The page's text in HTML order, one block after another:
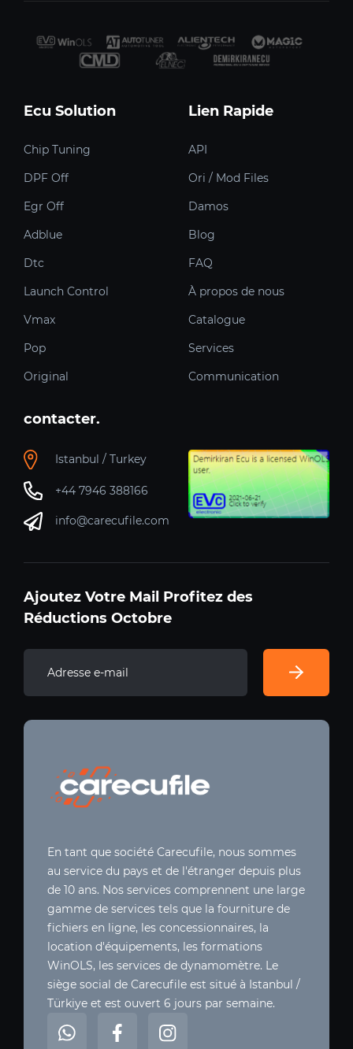
Ecu Solution
Chip Tuning
DPF Off
Egr Off
Adblue
Dtc
Launch Control
Vmax
Pop
Original
Lien Rapide
API
Ori / Mod Files
Damos
Blog
FAQ
À propos de nous
Catalogue
Services
Communication
contacter.
Istanbul / Turkey
+44 7946 388166
info@carecufile.com
Ajoutez Votre Mail Profitez des
Réductions Octobre
En tant que société Carecufile, nous sommes
au service du pays et de l'étranger depuis plus
de 10 ans. Nos services comprennent une large
gamme de services tels que la fourniture de
fichiers en ligne, les concessionnaires, la
location d'équipements, les formations
WinOLS, les services de dynamomètre. Le
siège social de Carecufile est situé à Istanbul /
Türkiye et est ouvert 6 jours par semaine.